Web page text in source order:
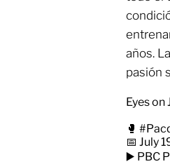
años.
pasión
Eyes on
🥊
📅 July
▶️ PBC